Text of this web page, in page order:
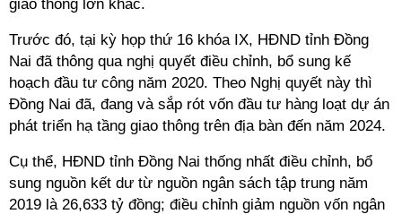
giao thông lớn khác.
Trước đó, tại kỳ họp thứ 16 khóa IX, HĐND tỉnh Đồng
Nai đã thông qua nghị quyết điều chỉnh, bổ sung kế
hoạch đầu tư công năm 2020. Theo Nghị quyết này thì
Đồng Nai đã, đang và sắp rót vốn đầu tư hàng loạt dự án
phát triển hạ tầng giao thông trên địa bàn đến năm 2024.
Cụ thể, HĐND tỉnh Đồng Nai thống nhất điều chỉnh, bổ
sung nguồn kết dư từ nguồn ngân sách tập trung năm
2019 là 26,633 tỷ đồng; điều chỉnh giảm nguồn vốn ngân